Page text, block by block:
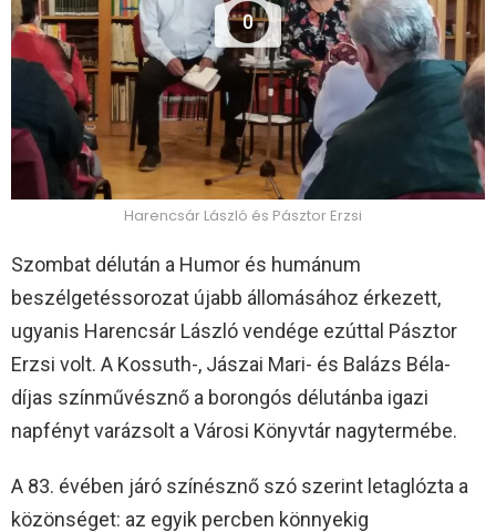
0
Harencsár László és Pásztor Erzsi
Szombat délután a Humor és humánum
beszélgetéssorozat újabb állomásához érkezett,
ugyanis Harencsár László vendége ezúttal Pásztor
Erzsi volt. A Kossuth-, Jászai Mari- és Balázs Béla-
díjas színművésznő a borongós délutánba igazi
napfényt varázsolt a Városi Könyvtár nagytermébe.
A 83. évében járó színésznő szó szerint letaglózta a
közönséget: az egyik percben könnyekig